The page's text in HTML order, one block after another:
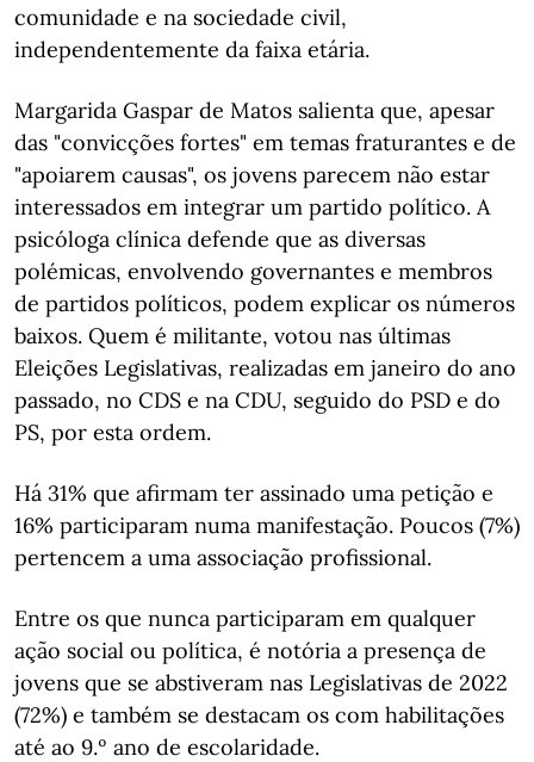
comunidade e na sociedade civil,
independentemente da faixa etária.
Margarida Gaspar de Matos salienta que, apesar
das "convicções fortes" em temas fraturantes e de
"apoiarem causas", os jovens parecem não estar
interessados em integrar um partido político. A
psicóloga clínica defende que as diversas
polémicas, envolvendo governantes e membros
de partidos políticos, podem explicar os números
baixos. Quem é militante, votou nas últimas
Eleições Legislativas, realizadas em janeiro do ano
passado, no CDS e na CDU, seguido do PSD e do
PS, por esta ordem.
Há 31% que afirmam ter assinado uma petição e
16% participaram numa manifestação. Poucos (7%)
pertencem a uma associação profissional.
Entre os que nunca participaram em qualquer
ação social ou política, é notória a presença de
jovens que se abstiveram nas Legislativas de 2022
(72%) e também se destacam os com habilitações
até ao 9.º ano de escolaridade.